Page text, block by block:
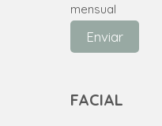
mensual
Enviar
FACIAL